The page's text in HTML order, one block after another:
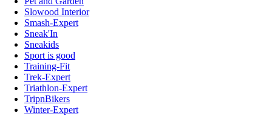
Slowood Interior
Smash-Expert
Sneak'In
Sneakids
Sport is good
Training-Fit
Trek-Expert
Triathlon-Expert
TripnBikers
Winter-Expert